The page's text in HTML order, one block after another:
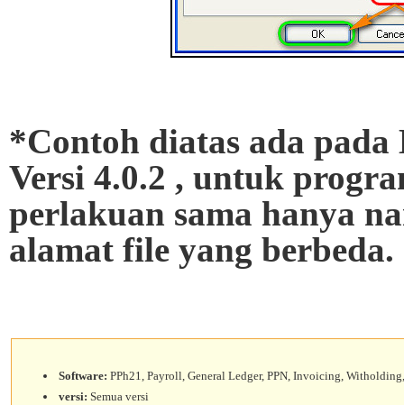
*Contoh diatas ada
Versi 4.0.2 , untuk
perlakuan sama hanya
alamat file yang berbeda.
Software: PPh21, Payroll, General Ledger, PPN, Invoicing,
versi: Semua versi